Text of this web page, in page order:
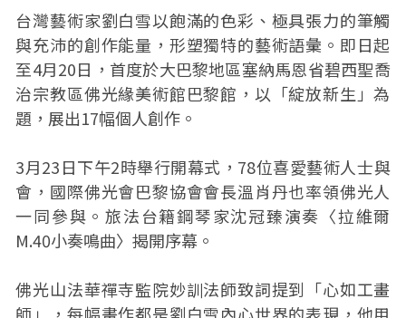
台灣藝術家劉白雪以飽滿的色彩、極具張力的筆觸
與充沛的創作能量，形塑獨特的藝術語彙。即日起
至4月20日，首度於大巴黎地區塞納馬恩省碧西聖喬
治宗教區佛光緣美術館巴黎館，以「綻放新生」為
題，展出17幅個人創作。
3月23日下午2時舉行開幕式，78位喜愛藝術人士與
會，國際佛光會巴黎協會會長溫肖丹也率領佛光人
一同參與。旅法台籍鋼琴家沈冠臻演奏〈拉維爾
M.40小奏鳴曲〉揭開序幕。
佛光山法華禪寺監院妙訓法師致詞提到「心如工畫